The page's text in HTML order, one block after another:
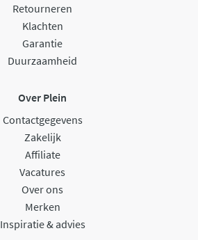
Retourneren
Klachten
Garantie
Duurzaamheid
Over Plein
Contactgegevens
Zakelijk
Affiliate
Vacatures
Over ons
Merken
Inspiratie & advies